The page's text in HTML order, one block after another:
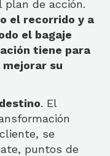
de acción.
el recorrido y a
el bagaje
tiene para
su
. El
se
puntos de